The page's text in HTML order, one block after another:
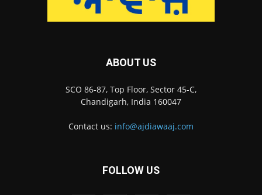
ABOUT US
SCO 86-87, Top Floor, Sector 45-C,
Chandigarh, India 160047
Contact us: info@ajdiawaaj.com
FOLLOW US